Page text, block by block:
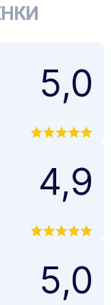
5,0
4,9
5,0